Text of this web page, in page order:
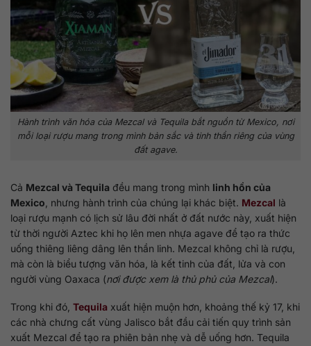
Hành trình văn hóa của Mezcal và Tequila bắt nguồn từ Mexico, nơi
mỗi loại rượu mang trong mình bản sắc và tinh thần riêng của vùng
đất agave.
Cả Mezcal và Tequila đều mang trong mình linh hồn của
Mexico , nhưng hành trình của chúng lại khác biệt. Mezcal là
loại rượu mạnh có lịch sử lâu đời nhất ở đất nước này, xuất hiện
từ thời người Aztec khi họ lên men nhựa agave để tạo ra thức
uống thiêng liêng dâng lên thần linh. Mezcal không chỉ là rượu,
mà còn là biểu tượng văn hóa, là kết tinh của đất, lửa và con
người vùng Oaxaca (nơi được xem là thủ phủ của Mezcal).
Trong khi đó, Tequila xuất hiện muộn hơn, khoảng thế kỷ 17, khi
các nhà chưng cất vùng Jalisco bắt đầu cải tiến quy trình sản
xuất Mezcal để tạo ra phiên bản nhẹ và dễ uống hơn. Tequila